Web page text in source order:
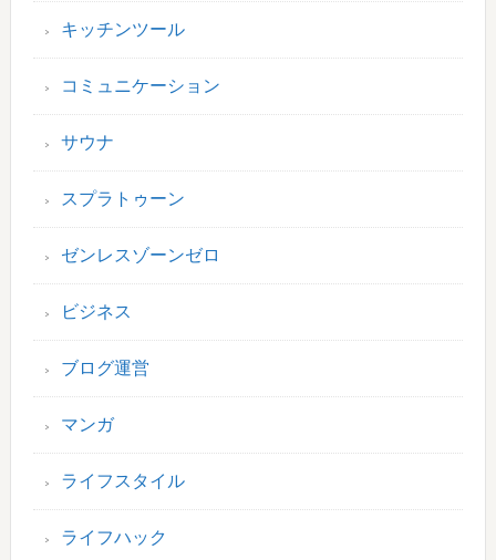
キッチンツール
コミュニケーション
サウナ
スプラトゥーン
ゼンレスゾーンゼロ
ビジネス
ブログ運営
マンガ
ライフスタイル
ライフハック